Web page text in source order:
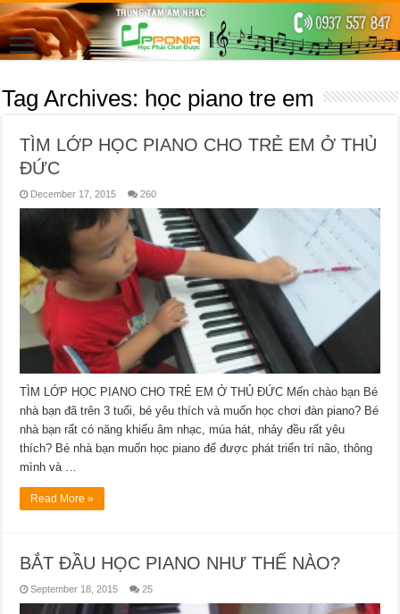
Tag Archives: học piano tre em
TÌM LỚP HỌC PIANO CHO TRẺ EM Ở THỦ
ĐỨC
December 17, 2015 260
TÌM LỚP HỌC PIANO CHO TRẺ EM Ở THỦ ĐỨC Mến chào bạn Bé
nhà bạn đã trên 3 tuổi, bé yêu thích và muốn học chơi đàn piano? Bé
nhà bạn rất có năng khiếu âm nhạc, múa hát, nhảy đều rất yêu
thích? Bé nhà bạn muốn học piano để được phát triển trí não, thông
mình và …
Read More »
BẮT ĐẦU HỌC PIANO NHƯ THẾ NÀO?
September 18, 2015 25